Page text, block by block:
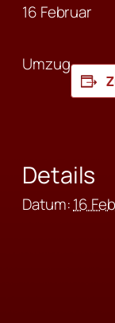
16 Februar
Umzug
Details
Datum:16